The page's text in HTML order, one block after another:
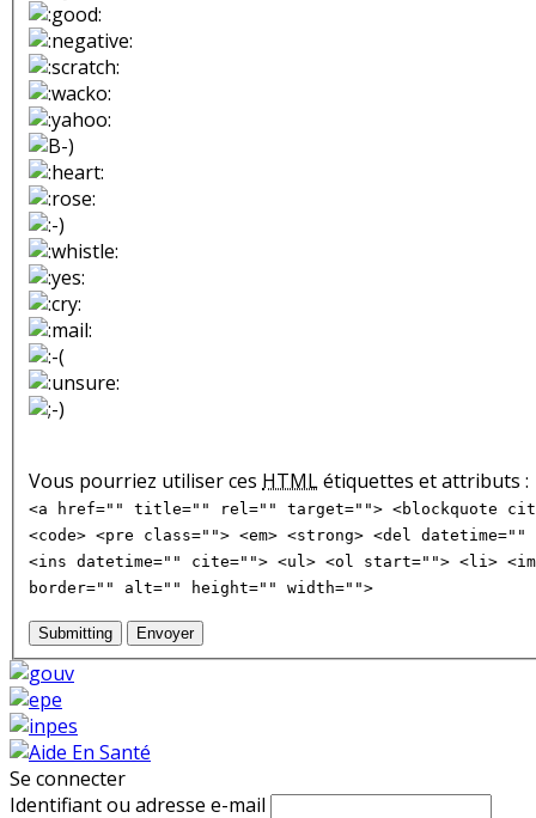
Vous pourriez utiliser ces HTMLétiquettes et attributs :
<a href="" title="" rel="" target=""> <blockquote
<code> <pre class=""> <em> <strong> <del
<ins datetime="" cite=""> <ul> <ol start=""> <li>
border="" alt="" height="" width="">
Submitting Envoyer
Se connecter
Identifiant ou adresse e-mail